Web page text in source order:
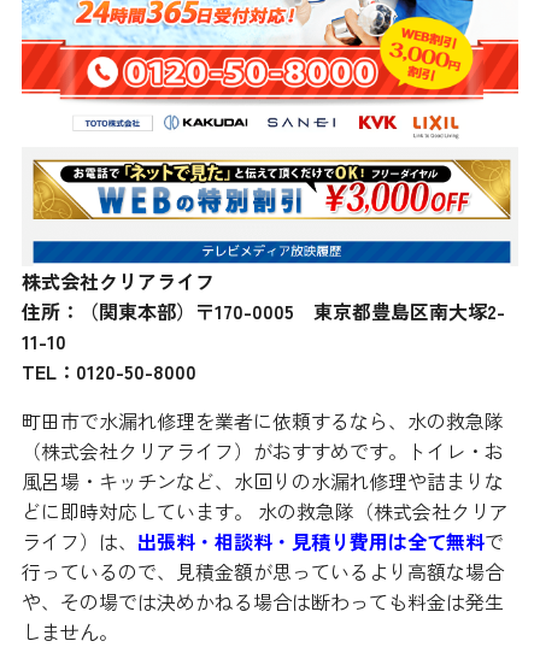
株式会社クリアライフ
住所：（関東本部）〒170-0005 東京都豊島区南大塚2-
11-10
TEL：0120-50-8000
町田市で水漏れ修理を業者に依頼するなら、水の救急隊
（株式会社クリアライフ）がおすすめです。トイレ・お
風呂場・キッチンなど、水回りの水漏れ修理や詰まりな
どに即時対応しています。 水の救急隊（株式会社クリア
ライフ）は、 出張料・相談料・見積り費用は全て無料で
行っているので、見積金額が思っているより高額な場合
や、その場では決めかねる場合は断わっても料金は発生
しません。